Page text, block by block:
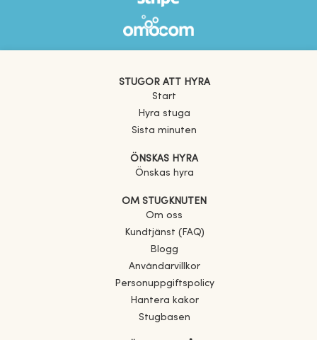
STUGOR ATT HYRA
Start
Hyra stuga
Sista minuten
ÖNSKAS HYRA
Önskas hyra
OM STUGKNUTEN
Om oss
Kundtjänst (FAQ)
Blogg
Användarvillkor
Personuppgiftspolicy
Hantera kakor
Stugbasen